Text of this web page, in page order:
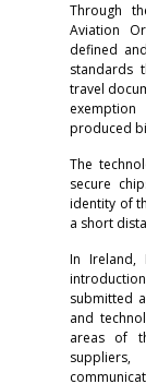
Through
Aviation
defined
standards
travel
produced
The
secure
identity of
a short
In Ireland,
submitted
and
areas of